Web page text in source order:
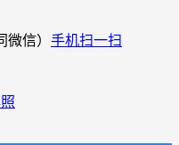
微信） 手机扫一扫